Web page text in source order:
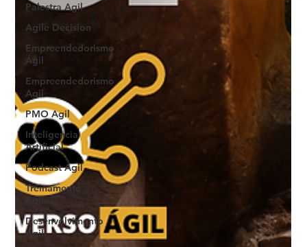
Palestra Agil
Agile Decision
Empreendedorismo
Ágil
Empreendedorismo
Agil
PMO Agil
Inteligencia
Artificial
Podcast Agil
Treinamento
Agil
Desenvolvimento
Agil